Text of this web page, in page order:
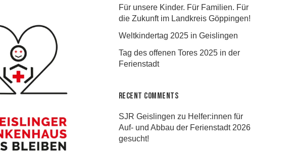
Für unsere Kinder. Für Familien. Für
die Zukunft im Landkreis Göppingen!
Weltkindertag 2025 in Geislingen
Tag des offenen Tores 2025 in der
Ferienstadt
Recent Comments
SJR Geislingen zu Helfer:innen für
Auf- und Abbau der Ferienstadt 2026
gesucht!